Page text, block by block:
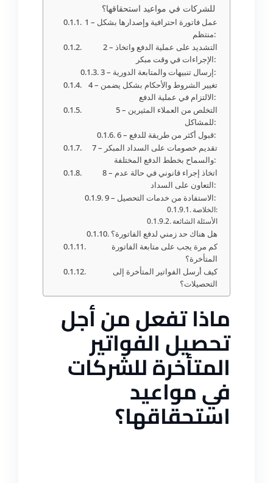
1 – عمل فاتورة احترافية وإصدارها بشكل
منتظم:
2 – التشديد على عملية الدفع واتخاذ
الإجراءات في وقت مبكر:
3 – إرسال تنبيهات والمتابعة الدورية:
4 – تغيير الشروط والأحكام بشكل يضمن
الالتزام في عملية الدفع:
5 – التخلص من العملاء المثيرين
للمشاكل:
6 – قبول أكثر من طريقة للدفع:
7 – تقديم خصومات على السداد المبكر
والسماح بخطط الدفع المختلفة:
8 – اتخاذ إجراء قانوني في حالة عدم
التعاون على السداد:
9 – الاستفادة من خدمات التحصيل:
الخلاصة:
الأسئلة الشائعة
هل هناك حد زمني لدفع الفاتورة؟
كم مرة يجب على متابعة الفاتورة
المتأخرة؟
كيف أرسل الفواتير المتأخرة إلى
التحصيلات؟
ماذا تفعل من أجل
تحصيل الفواتير
المتأخرة للشركات
في مواعيد
استحقاقها؟